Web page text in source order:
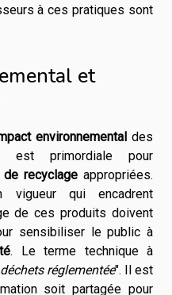
à ces pratiques sont
et
environnementaldes
est primordiale pour
de recyclage appropriées.
vigueur qui encadrent
de ces produits doivent
sensibiliser le public à
. Le terme technique à
réglementée". Il est
soit partagée pour